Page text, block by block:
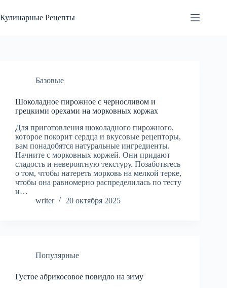
к
сути
Кулинарные Рецепты
Базовые
Шоколадное пирожное с черносливом и
грецкими орехами на морковных коржах
Для приготовления шоколадного пирожного,
которое покорит сердца и вкусовые рецепторы,
вам понадобятся натуральные ингредиенты.
Начните с морковных коржей. Они придают
сладость и невероятную текстуру. Позаботьтесь
о том, чтобы натереть морковь на мелкой терке,
чтобы она равномерно распределилась по тесту
и…
writer
20 октября 2025
Популярные
Густое абрикосовое повидло на зиму